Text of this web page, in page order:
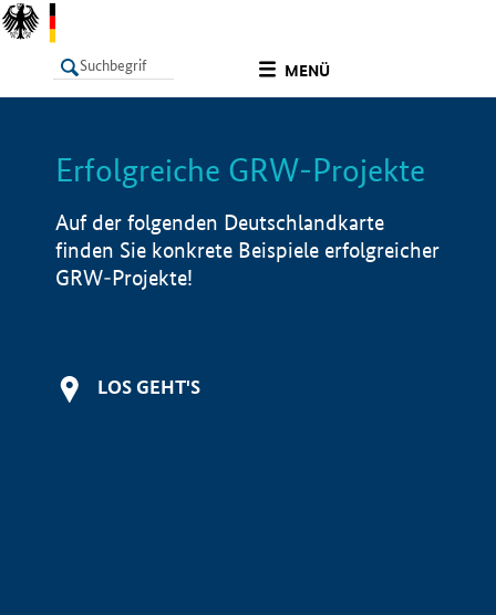
MENÜ
LISTE Info
Erfolgreiche GRW-Projekte
Auf der folgenden Deutschlandkarte
finden Sie konkrete Beispiele erfolgreicher
GRW-Projekte!
LOS GEHT'S